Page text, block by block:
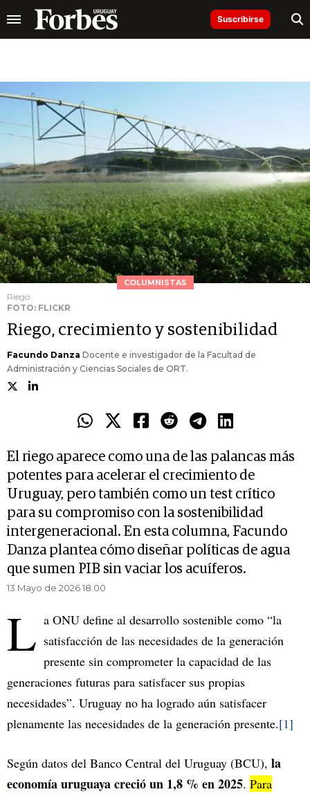
Suscribirse
COLUMNISTAS
Riego.
FOTO: FLICKR
Riego, crecimiento y sostenibilidad
Facundo Danza Docente e investigador de la Facultad de
Administración y Ciencias Sociales de ORT.
El riego aparece como una de las palancas más
potentes para acelerar el crecimiento de
Uruguay, pero también como un test crítico
para su compromiso con la sostenibilidad
intergeneracional. En esta columna, Facundo
Danza plantea cómo diseñar políticas de agua
que sumen PIB sin vaciar los acuíferos.
13 Mayo de 2026 18.00
L a ONU define al desarrollo sostenible como “la
satisfacción de las necesidades de la generación
presente sin comprometer la capacidad de las
generaciones futuras para satisfacer sus propias
necesidades”. Uruguay no ha logrado aún satisfacer
plenamente las necesidades de la generación presente.[1]
Según datos del Banco Central del Uruguay (BCU), la
economía uruguaya creció un 1,8 % en 2025. Para